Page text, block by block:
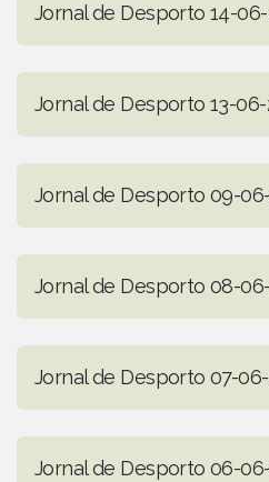
Jornal de Desporto 14-06-
Jornal de Desporto 13-06-
Jornal de Desporto 09-
Jornal de Desporto 08-
Jornal de Desporto 07-06-
Jornal de Desporto 06-